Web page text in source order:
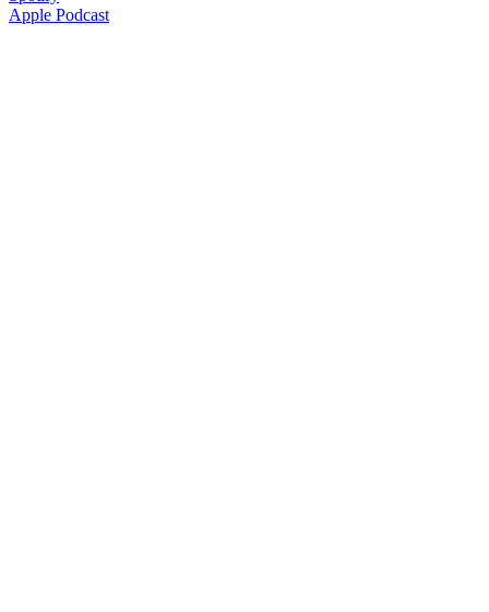
Apple Podcast